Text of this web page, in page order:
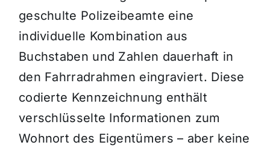
geschulte Polizeibeamte eine
individuelle Kombination aus
Buchstaben und Zahlen dauerhaft in
den Fahrradrahmen eingraviert. Diese
codierte Kennzeichnung enthält
verschlüsselte Informationen zum
Wohnort des Eigentümers – aber keine